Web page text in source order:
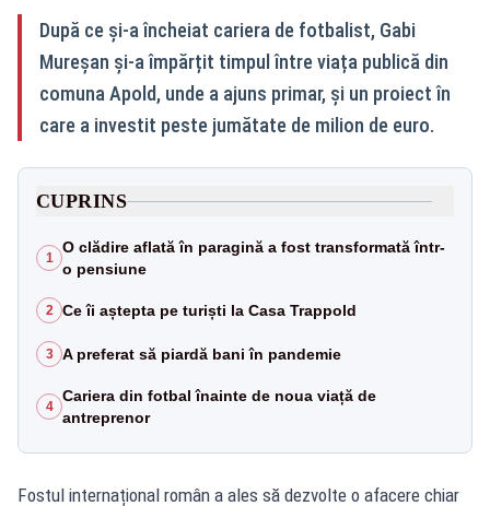
După ce și-a încheiat cariera de fotbalist, Gabi
Mureșan și-a împărțit timpul între viața publică din
comuna Apold, unde a ajuns primar, și un proiect în
care a investit peste jumătate de milion de euro.
CUPRINS
1
O clădire aflată în paragină a fost transformată într-
o pensiune
2 Ce îi aștepta pe turiști la Casa Trappold
3 A preferat să piardă bani în pandemie
4
Cariera din fotbal înainte de noua viață de
antreprenor
Fostul internațional român a ales să dezvolte o afacere chiar